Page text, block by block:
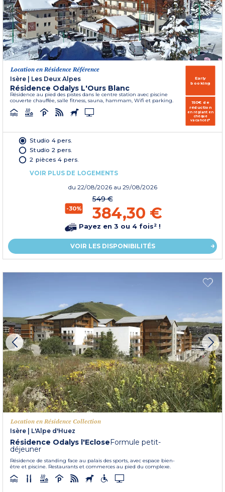
Location en Résidence Référence
Isère | Les Deux Alpes
Résidence Odalys L'Ours Blanc
Résidence au pied des pistes dans le centre station avec piscine
couverte chauffée, salle fitness, sauna, hammam, Wifi et parking.
Early
booking
150€ de
réduction
en réglant en
chèque
vacances*
Studio 4 pers.
Studio 2 pers.
2 pièces 4 pers.
VOIR PLUS DE LOGEMENTS
du 22/08/2026 au 29/08/2026
-30%
549 €
384,30 €
Payez en 3 ou 4 fois² !
VOIR LES DISPONIBILITÉS
Location en Résidence Collection
Isère
L'Alpe d'Huez
Résidence Odalys l'EcloseFormule petit-
déjeuner
Résidence de standing face au palais des sports, avec espace bien-
être et piscine. Restaurants et commerces au pied du complexe.